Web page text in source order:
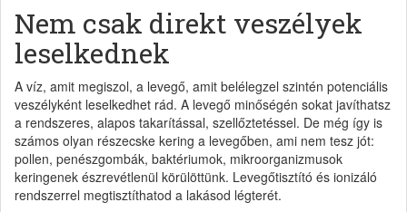
Nem csak direkt veszélyek
leselkednek
A víz, amit megiszol, a levegő, amit belélegzel szintén potenciális
veszélyként leselkedhet rád. A levegő minőségén sokat javíthatsz
a rendszeres, alapos takarítással, szellőztetéssel. De még így is
számos olyan részecske kering a levegőben, ami nem tesz jót:
pollen, penészgombák, baktériumok, mikroorganizmusok
keringenek észrevétlenül körülöttünk. Levegőtisztító és ionizáló
rendszerrel megtisztíthatod a lakásod légterét.